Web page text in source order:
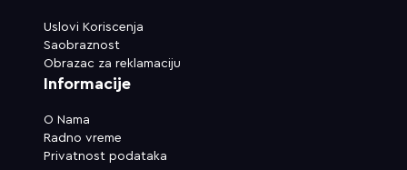
Uslovi Koriscenja
Saobraznost
Obrazac za reklamaciju
Informacije
O Nama
Radno vreme
Privatnost podataka